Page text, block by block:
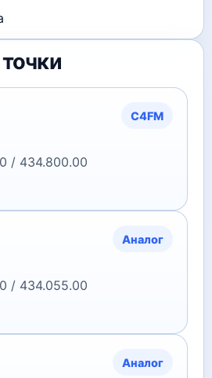
C4FM
/ 434.800.00
Аналог
/ 434.055.00
Аналог